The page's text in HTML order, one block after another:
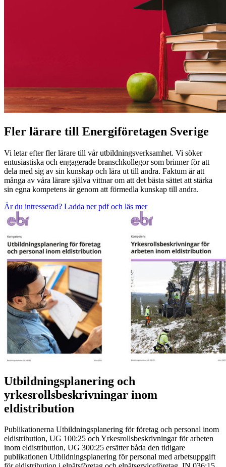
Fler lärare till Energiföretagen Sverige
Vi letar efter fler lärare till vår utbildningsverksamhet. Vi söker
entusiastiska och engagerade branschkollegor som brinner för att
dela med sig av sin kunskap och lära ut till andra. Faktum är att
många av våra lärare själva vittnar om att det bästa sättet att stärka
sin egna kompetens är genom att förmedla kunskap till andra.
Är du intresserad? Ladda ner pdf och läs mer
Utbildningsplanering och
yrkesrollsbeskrivningar inom
eldistribution
Publikationerna Utbildningsplanering för företag och personal inom
eldistribution, UG 100:25 och Yrkesrollsbeskrivningar för arbeten
inom eldistribution, UG 300:25 ersätter båda den tidigare
publikationen Utbildningsplanering för personal med arbetsuppgift